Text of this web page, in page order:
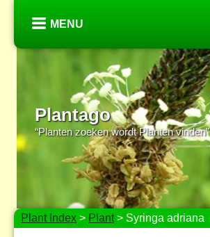
MENU
Plantago
“Planten zoeken wordt Planten vinden”
Plant Index > Plant> Syringa adriana